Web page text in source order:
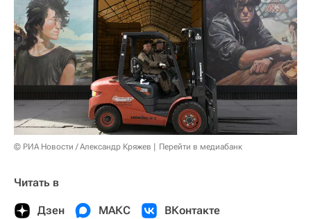
© РИА Новости / Александр Кряжев Перейти в медиабанк
Читать в
Дзен МАКС ВКонтакте